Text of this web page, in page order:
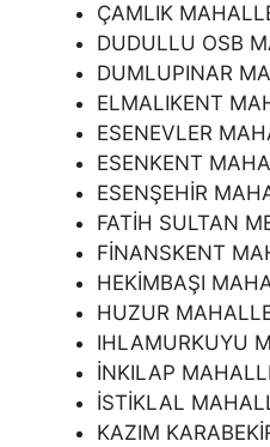
ÇAMLIK
DUDULLU OSB
DUMLUPINAR
ELMALIKENT
ESENEVLER
ESENKENT
ESENŞEHİR
FATİH SULTAN
FİNANSKENT
HEKİMBAŞI
HUZUR
IHLAMURKUYU
İNKILAP
İSTİKLAL
KAZIM